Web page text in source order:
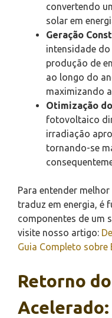
convertendo
solar em
Geração
intensidade
produção de
ao longo do
maximizando
Otimização
fotovoltaico
irradiação
tornando-se
Para entender
traduz em energia, é
componentes de um
visite nosso artigo:
Guia Completo
Retorno